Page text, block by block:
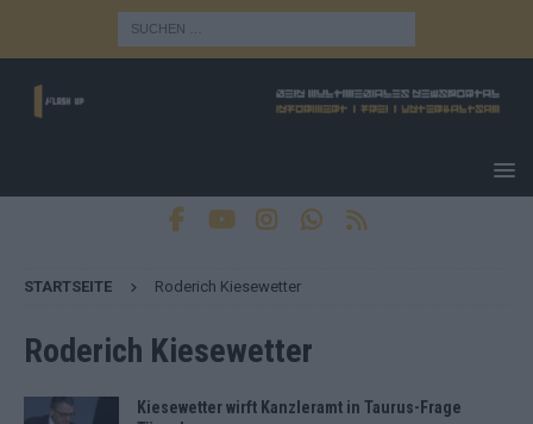
STARTSEITE Roderich Kiesewetter
Roderich Kiesewetter
Kiesewetter wirft Kanzleramt in Taurus-Frage